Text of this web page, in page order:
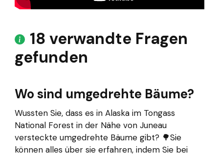
18 verwandte Fragen
gefunden
Wo sind umgedrehte Bäume?
Wussten Sie, dass es in Alaska im Tongass
National Forest in der Nähe von Juneau
versteckte umgedrehte Bäume gibt? 🌳Sie
können alles über sie erfahren, indem Sie bei